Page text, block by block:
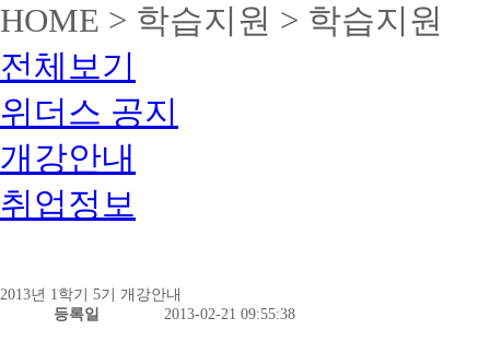
HOME > 학습지원 > 학습지원
전체보기
위더스 공지
개강안내
취업정보
2013년 1학기 5기 개강안내
등록일
2013-02-21 09:55:38